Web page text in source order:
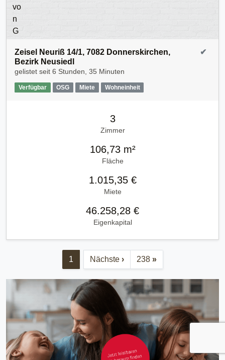
Zeisel Neuriß 14/1, 7082 Donnerskirchen,
Bezirk Neusiedl
gelistet seit 6 Stunden, 35 Minuten
Verfügbar OSG Miete Wohneinheit
✔
3
Zimmer
106,73 m²
Fläche
1.015,35 €
Miete
46.258,28 €
Eigenkapital
1 Nächste › 238 »